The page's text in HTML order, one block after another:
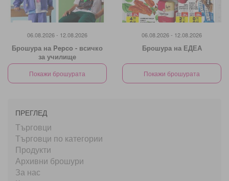
06.08.2026 - 12.08.2026
Брошура на Pepco - всичко
за училище
Покажи брошурата
06.08.2026 - 12.08.2026
Брошура на ЕДЕА
Покажи брошурата
ПРЕГЛЕД
Търговци
Търговци по категории
Продукти
Архивни брошури
За нас